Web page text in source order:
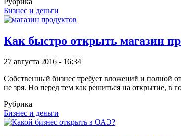
Рубрика
Бизнес и деньги
Как быстро открыть магазин
27 августа 2016 - 16:34
Собственный бизнес требует вложений и полной
не зря. Но перед тем как решиться на открытие, в
Рубрика
Бизнес и деньги